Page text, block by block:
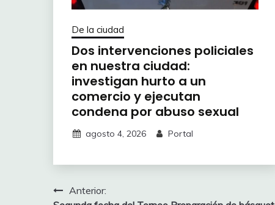
De la ciudad
Dos intervenciones policiales
en nuestra ciudad:
investigan hurto a un
comercio y ejecutan
condena por abuso sexual
agosto 4, 2026 Portal
Navegación
Anterior: